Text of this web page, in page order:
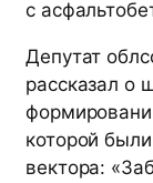
с
Депутат
рассказал о
которой
вектора: